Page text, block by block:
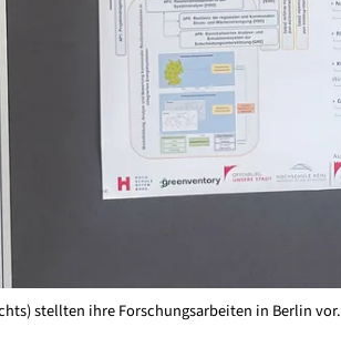
stellten ihre Forschungsarbeiten in Berlin vor.